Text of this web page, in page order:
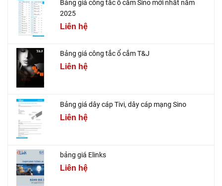
Bảng giá công tắc ổ cắm Sino mới nhất năm
2025
Liên hệ
Bảng giá công tắc ổ cắm T&J
Liên hệ
Bảng giá dây cáp Tivi, dây cáp mạng Sino
Liên hệ
bảng giá Elinks
Liên hệ